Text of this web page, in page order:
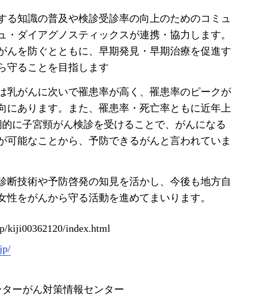
知識の普及や検診受診率の向上のためのコミュ
ダイアグノスティックスが連携・協力します。
んを防ぐとともに、早期発見・早期治療を促進す
守ることを目指します
乳がんに次いで罹患率が高く、罹患率のピークが
にあります。また、罹患率・死亡率ともに近年上
に子宮頸がん検診を受けることで、がんになる
能なことから、予防できるがんと言われていま
断技術や予防啓発の知見を活かし、今後も地方自
をがんから守る活動を進めてまいります。
kiji00362120/index.html
ーがん対策情報センター